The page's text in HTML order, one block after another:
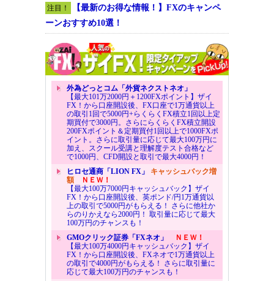
注目！
【最新のお得な情報！】FXのキャンペ
ーンおすすめ10選！
外為どっとコム「外貨ネクストネオ」
【最大101万2000円＋1200FXポイント】ザイ
FX！から口座開設後、FX口座で1万通貨以上
の取引1回で5000円+らくらくFX積立1回以上定
期買付で3000円。さらにらくらくFX積立開設
200FXポイント＆定期買付1回以上で1000FXポ
イント。さらに取引量に応じて最大100万円に
加え、スクール受講と理解度テスト合格など
で1000円、CFD開設と取引で最大4000円！
ヒロセ通商「LION FX」 キャッシュバック増
額ＮＥＷ！
【最大100万7000円キャッシュバック】ザイ
FX！から口座開設後、英ポンド/円1万通貨以
上の取引で5000円がもらえる！ さらに他社か
らのりかえなら2000円！ 取引量に応じて最大
100万円のチャンスも！
GMOクリック証券「FXネオ」
ＮＥＷ！
【最大100万4000円キャッシュバック】ザイ
FX！から口座開設後、FXネオで1万通貨以上
の取引で4000円がもらえる！ さらに取引量に
応じて最大100万円のチャンスも！